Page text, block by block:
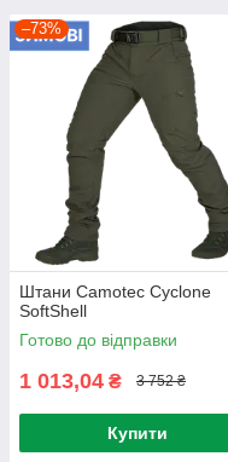
–73%
Штани Camotec Cyclone
SoftShell
Готово до відправки
1 013,04 ₴ 3 752 ₴
Купити